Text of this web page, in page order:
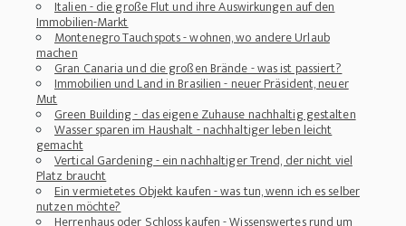
Italien - die große Flut und ihre Auswirkungen auf den
Immobilien-Markt
Montenegro Tauchspots - wohnen, wo andere Urlaub
machen
Gran Canaria und die großen Brände - was ist passiert?
Immobilien und Land in Brasilien - neuer Präsident, neuer
Mut
Green Building - das eigene Zuhause nachhaltig gestalten
Wasser sparen im Haushalt - nachhaltiger leben leicht
gemacht
Vertical Gardening - ein nachhaltiger Trend, der nicht viel
Platz braucht
Ein vermietetes Objekt kaufen - was tun, wenn ich es selber
nutzen möchte?